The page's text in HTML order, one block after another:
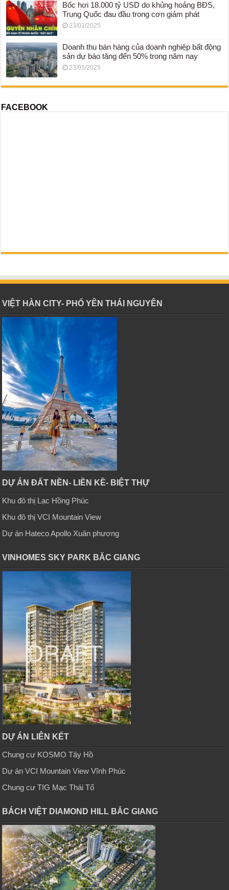
Bốc hơi 18.000 tỷ USD do khủng hoảng BĐS,
Trung Quốc đau đầu trong cơn giảm phát
23/01/2025
Doanh thu bán hàng của doanh nghiệp bất động
sản dự báo tăng đến 50% trong năm nay
23/01/2025
FACEBOOK
VIỆT HÀN CITY- PHỔ YÊN THÁI NGUYÊN
DỰ ÁN ĐẤT NỀN- LIỀN KỀ- BIỆT THỰ
Khu đô thị Lạc Hồng Phúc
Khu đô thị VCI Mountain View
Dự án Hateco Apollo Xuân phương
VINHOMES SKY PARK BĂC GIANG
DỰ ÁN LIÊN KẾT
Chung cư KOSMO Tây Hồ
Dự án VCI Mountain View Vĩnh Phúc
Chung cư TIG Mạc Thái Tổ
BÁCH VIỆT DIAMOND HILL BẮC GIANG